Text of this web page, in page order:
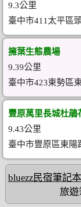
9.3公里
臺中市411太平區
擁葉生態農場
9.39公里
臺中市423東勢區
豐原萬里長城杜鵑
9.43公里
臺中市豐原區東陽
bluezz民宿筆記本
旅